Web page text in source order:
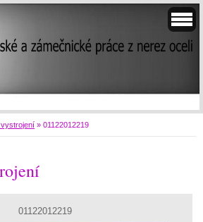
vystrojení » 01122012219
01122012219